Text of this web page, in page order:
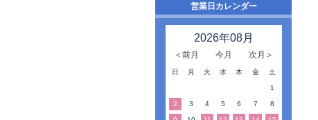
営業日カレンダー
2026年08月
＜前月 今月 次月＞
日 月 火 水 木 金 土
1
2 3 4 5 6 7 8